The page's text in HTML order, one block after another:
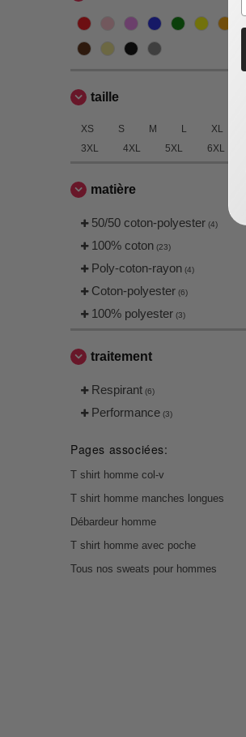
taille
XS S M L XL
3XL
4XL 5XL 6XL
matière
50/50 coton-polyester (4)
100% coton (23)
Poly-coton-rayon (4)
Coton-polyester (6)
100% polyester (3)
traitement
Respirant (6)
Performance (3)
Pages associées:
T shirt homme col-v
T shirt homme manches longues
Débardeur homme
T shirt homme avec poche
Tous nos sweats pour hommes